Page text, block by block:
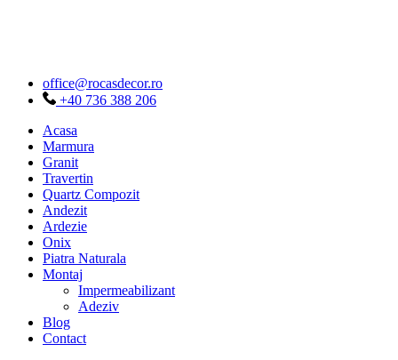
office@rocasdecor.ro
+40 736 388 206
Acasa
Marmura
Granit
Travertin
Quartz Compozit
Andezit
Ardezie
Onix
Piatra Naturala
Montaj
Impermeabilizant
Adeziv
Blog
Contact